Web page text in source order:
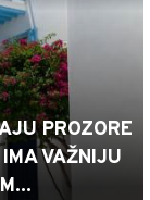
PROZORE
VAŽNIJU